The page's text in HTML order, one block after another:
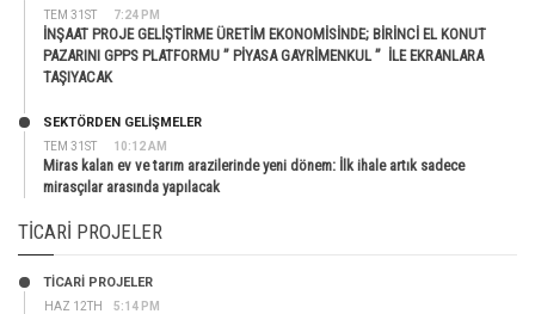
TEM 31ST 7:24 PM
İNŞAAT PROJE GELİŞTİRME ÜRETİM EKONOMİSİNDE; BİRİNCİ EL KONUT
PAZARINI GPPS PLATFORMU ” PİYASA GAYRİMENKUL ” İLE EKRANLARA
TAŞIYACAK
TEM 31ST 10:12 AM
SEKTÖRDEN GELIŞMELER
Miras kalan ev ve tarım arazilerinde yeni dönem: İlk ihale artık sadece
mirasçılar arasında yapılacak
TICARI PROJELER
HAZ 12TH 5:14 PM
TİCARİ PROJELER